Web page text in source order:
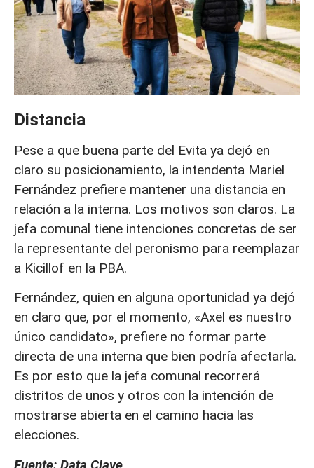
Distancia
Pese a que buena parte del Evita ya dejó en
claro su posicionamiento, la intendenta Mariel
Fernández prefiere mantener una distancia en
relación a la interna. Los motivos son claros. La
jefa comunal tiene intenciones concretas de ser
la representante del peronismo para reemplazar
a Kicillof en la PBA.
Fernández, quien en alguna oportunidad ya dejó
en claro que, por el momento, «Axel es nuestro
único candidato», prefiere no formar parte
directa de una interna que bien podría afectarla.
Es por esto que la jefa comunal recorrerá
distritos de unos y otros con la intención de
mostrarse abierta en el camino hacia las
elecciones.
Fuente: Data Clave